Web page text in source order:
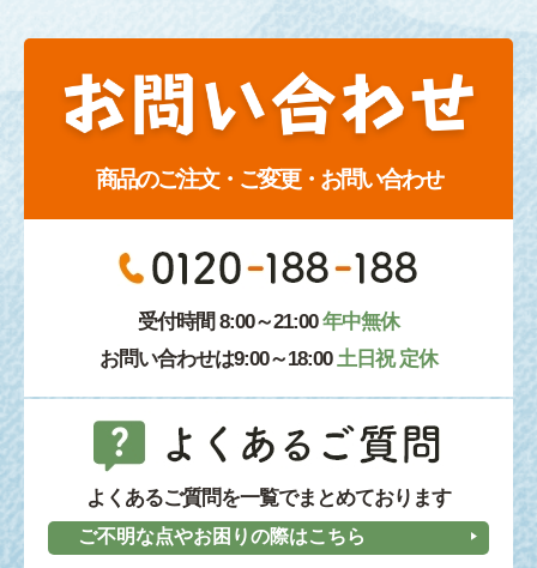
商品のご注文・ご変更・お問い合わせ
受付時間 8:00～21:00年中無休
お問い合わせは9:00～18:00 土日祝 定休
よくあるご質問を一覧でまとめております
ご不明な点やお困りの際はこちら